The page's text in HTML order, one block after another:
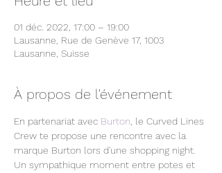
01 déc. 2022, 17:00 – 19:00
Lausanne, Rue de Genève 17, 1003
Lausanne, Suisse
À propos de l'événement
En partenariat avec Burton , le Curved Lines
Crew te propose une rencontre avec la
marque Burton lors d'une shopping night.
Un sympathique moment entre potes et